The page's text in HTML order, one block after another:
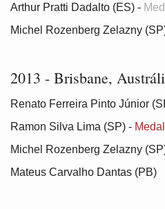
Arthur Pratti Dadalto (ES) -
Michel Rozenberg Zelazny
2013 - Brisbane,
Renato Ferreira Pinto Júnior
Ramon Silva Lima (SP) -
Michel Rozenberg Zelazny
Mateus Carvalho Dantas (PB)